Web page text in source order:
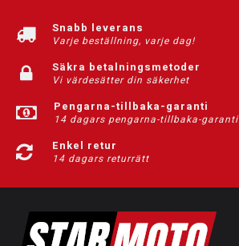
Snabb leverans
Varje beställning, varje dag!
Säkra betalningsmetoder
Vi värdesätter din säkerhet
Pengarna-tillbaka-garanti
14 dagars pengarna-tillbaka-garanti
Enkel retur
14 dagars returrätt